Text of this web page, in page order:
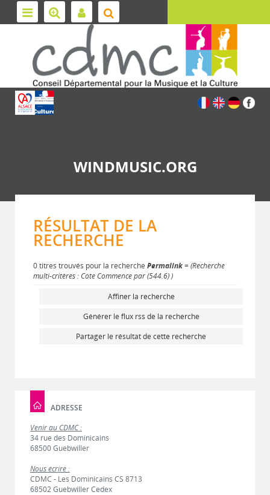
WINDMUSIC.ORG
RÉSULTAT DE LA
RECHERCHE
0 titres trouvés pour la recherche Permalink= (Recherche
multi-critères : Cote Commence par (544.6) )
Affiner la recherche
Générer le flux rss de la recherche
Partager le résultat de cette recherche
ADRESSE
Venir au CDMC :
34 rue des Dominicains
68500 Guebwiller
Nous écrire :
CDMC - Les Dominicains CS 8713
68502 Guebwiller Cedex